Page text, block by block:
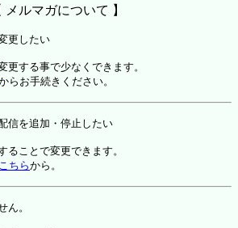
メルマガについて 】
更したい
更する事で少なくできます。
らお手続きください。
信を追加・停止したい
ることで変更できます。
こちらから。
ん。